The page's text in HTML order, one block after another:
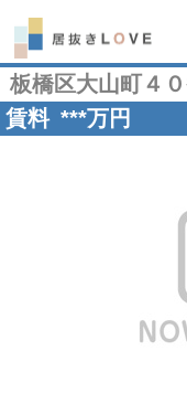
板橋区大山町４
賃料 ***万円